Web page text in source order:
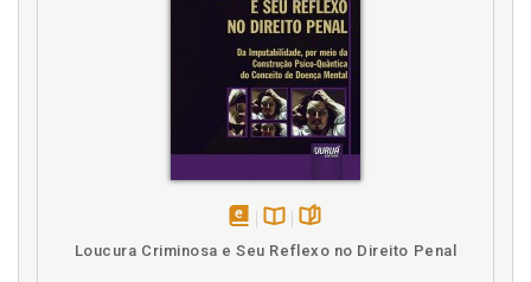
Fenômeno da criminalidade à luz do pensamento
Historicidade da pena de prisão e os reflexos no
direito ao desenvolvimento, p. 64
construção histórica e internacionalização dos
disponívelDisponível
páginas
Loucura Criminosa e Seu Reflexo no Direito Penal